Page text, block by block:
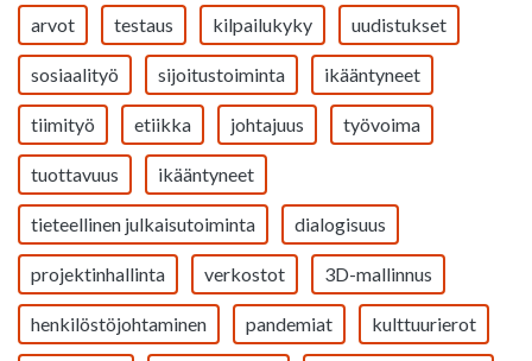
arvot testaus kilpailukyky uudistukset
sosiaalityö sijoitustoiminta ikääntyneet
tiimityö etiikka johtajuus työvoima
tuottavuus ikääntyneet
tieteellinen julkaisutoiminta dialogisuus
projektinhallinta verkostot 3D-mallinnus
henkilöstöjohtaminen pandemiat kulttuurierot